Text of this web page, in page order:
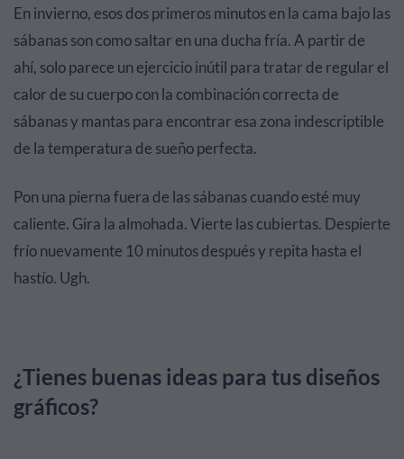
En invierno, esos dos primeros minutos en la cama bajo las
sábanas son como saltar en una ducha fría. A partir de
ahí, solo parece un ejercicio inútil para tratar de regular el
calor de su cuerpo con la combinación correcta de
sábanas y mantas para encontrar esa zona indescriptible
de la temperatura de sueño perfecta.
Pon una pierna fuera de las sábanas cuando esté muy
caliente. Gira la almohada. Vierte las cubiertas. Despierte
frío nuevamente 10 minutos después y repita hasta el
hastío. Ugh.
¿Tienes buenas ideas para tus diseños
gráficos?